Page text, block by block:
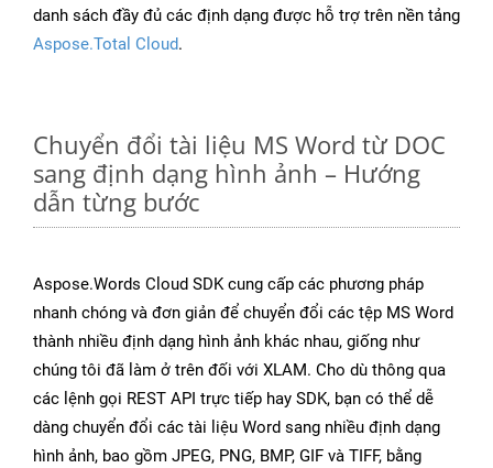
danh sách đầy đủ các định dạng được hỗ trợ trên nền tảng
Aspose.Total Cloud.
Chuyển đổi tài liệu MS Word từ DOC
sang định dạng hình ảnh – Hướng
dẫn từng bước
Aspose.Words Cloud SDK cung cấp các phương pháp
nhanh chóng và đơn giản để chuyển đổi các tệp MS Word
thành nhiều định dạng hình ảnh khác nhau, giống như
chúng tôi đã làm ở trên đối với XLAM. Cho dù thông qua
các lệnh gọi REST API trực tiếp hay SDK, bạn có thể dễ
dàng chuyển đổi các tài liệu Word sang nhiều định dạng
hình ảnh, bao gồm JPEG, PNG, BMP, GIF và TIFF, bằng